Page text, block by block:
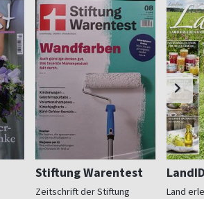
Stiftung Warentest
Zeitschrift der Stiftung
Land